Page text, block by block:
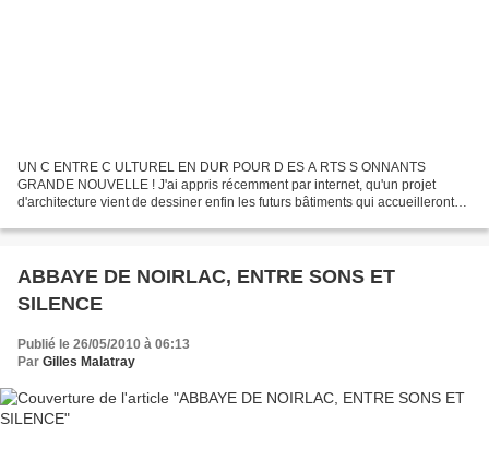
UN C ENTRE C ULTUREL EN DUR POUR D ES A RTS S ONNANTS
GRANDE NOUVELLE ! J'ai appris récemment par internet, qu'un projet
d'architecture vient de dessiner enfin les futurs bâtiments qui accueilleront
ABBAYE DE NOIRLAC, ENTRE SONS ET
SILENCE
Publié le 26/05/2010 à 06:13
Par Gilles Malatray